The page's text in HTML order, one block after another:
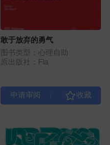
敢于放弃的勇气
图书类型：心理自助
原出版社：Fla